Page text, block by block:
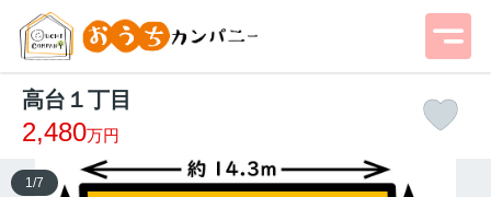
高台１丁目
2,480万円
1 /7